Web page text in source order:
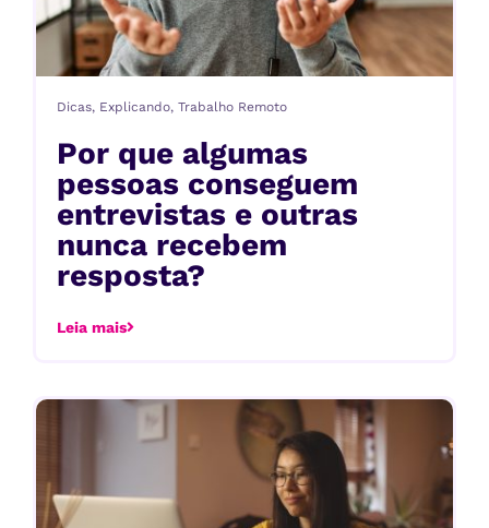
Dicas, Explicando,Trabalho Remoto
Por que algumas
pessoas conseguem
entrevistas e outras
nunca recebem
resposta?
Leia mais